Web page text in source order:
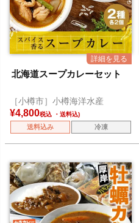
北海道スープカレーセット
［小樽市］小樽海洋水産
¥4,800税込
送料込み 冷凍